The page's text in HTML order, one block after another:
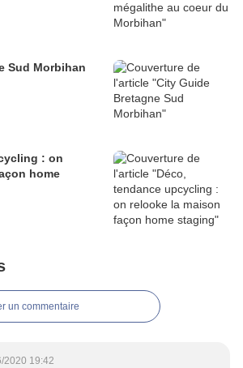
Sud Morbihan
: on
home
un commentaire
2020 19:42